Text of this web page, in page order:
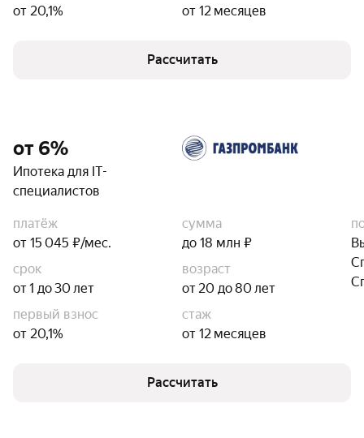
от 20,1%
от 12 месяцев
Рассчитать
от 6%
Ипотека для IT-
специалистов
платёж
от 15 045 ₽/мес.
сумма
до 18 млн ₽
срок
от 1 до 30 лет
возраст
от 20 до 80 лет
первый взнос
от 20,1%
стаж
от 12 месяцев
Рассчитать